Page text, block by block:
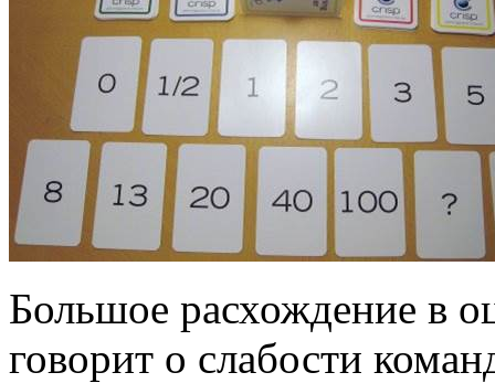
Большое расхождение в
говорит о слабости